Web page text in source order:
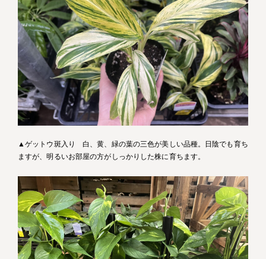
▲ゲットウ斑入り 白、黄、緑の葉の三色が美しい品種。日陰でも育ち
ますが、明るいお部屋の方がしっかりした株に育ちます。